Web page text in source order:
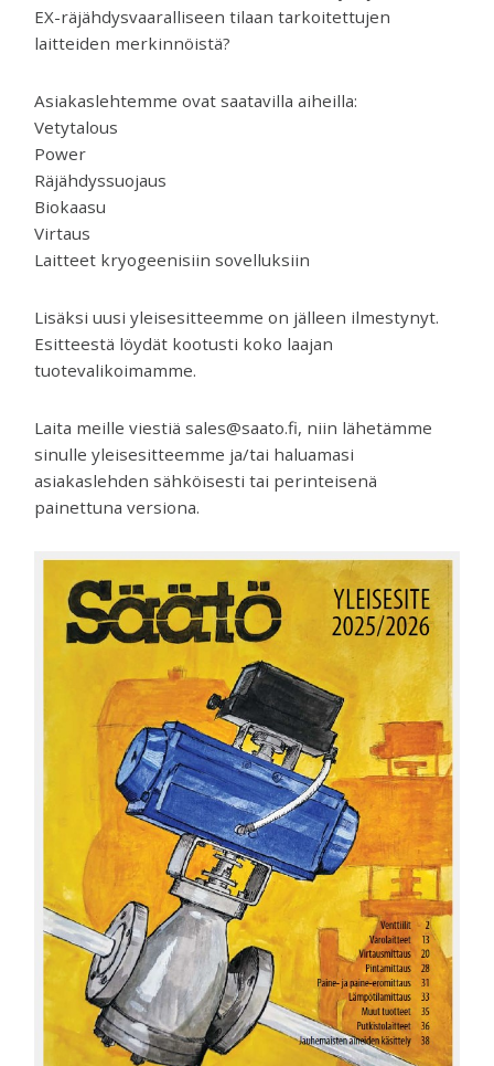
EX-räjähdysvaaralliseen tilaan tarkoitettujen
laitteiden merkinnöistä?
Asiakaslehtemme ovat saatavilla aiheilla:
Vetytalous
Power
Räjähdyssuojaus
Biokaasu
Virtaus
Laitteet kryogeenisiin sovelluksiin
Lisäksi uusi yleisesitteemme on jälleen ilmestynyt.
Esitteestä löydät kootusti koko laajan
tuotevalikoimamme.
Laita meille viestiä sales@saato.fi, niin lähetämme
sinulle yleisesitteemme ja/tai haluamasi
asiakaslehden sähköisesti tai perinteisenä
painettuna versiona.